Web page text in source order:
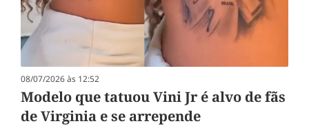
08/07/2026 às 12:52
Modelo que tatuou Vini Jr é alvo de fãs
de Virginia e se arrepende